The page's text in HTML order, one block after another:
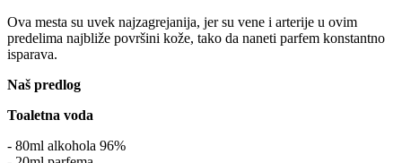
Ova mesta su uvek najzagrejanija, jer su vene i arterije u ovim
predelima najbliže površini kože, tako da naneti parfem konstantno
isparava.
Naš predlog
Toaletna voda
- 80ml alkohola 96%